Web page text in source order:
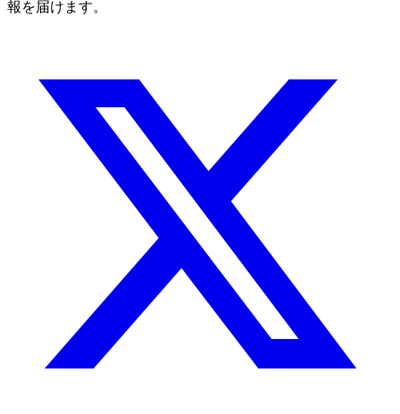
報を届けます。